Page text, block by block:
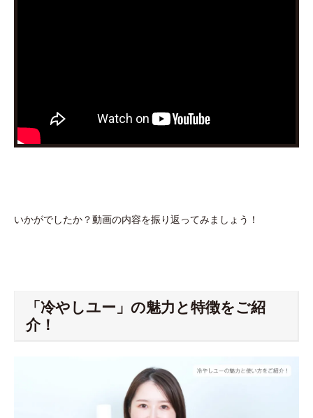
いかがでしたか？動画の内容を振り返ってみましょう！
「冷やしユー」の魅力と特徴をご紹
介！